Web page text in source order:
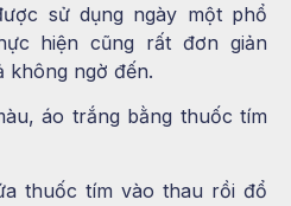
sử dụng ngày một phổ
hiện cũng rất đơn giản
không ngờ đến.
áo trắng bằng thuốc tím
thuốc tím vào thau rồi đổ